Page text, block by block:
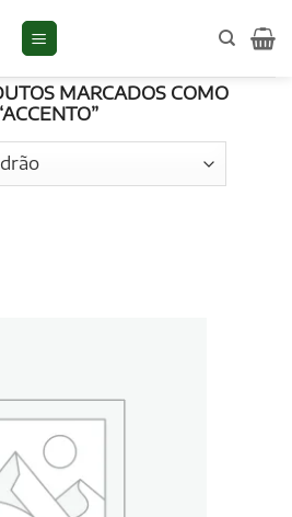
Accento
MARCADOS COMO